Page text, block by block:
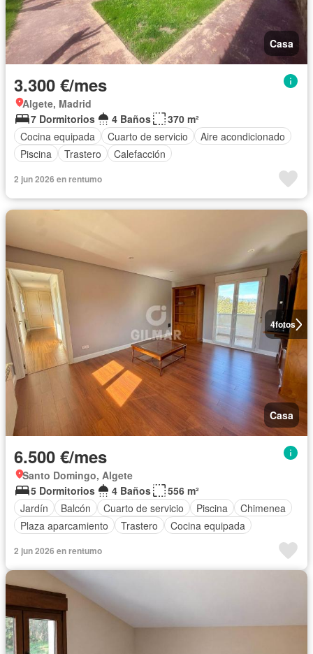
Casa
3.300 €/mes
Algete, Madrid
7 Dormitorios
4 Baños
370 m²
Cocina equipada
Cuarto de servicio
Aire acondicionado
Piscina
Trastero Calefacción
2 jun 2026 en rentumo
4fotos
Casa
6.500 €/mes
Santo Domingo, Algete
5 Dormitorios
4 Baños
556 m²
Jardín
Balcón Cuarto de servicio Piscina
Chimenea
Plaza aparcamiento
Trastero Cocina equipada
2 jun 2026 en rentumo